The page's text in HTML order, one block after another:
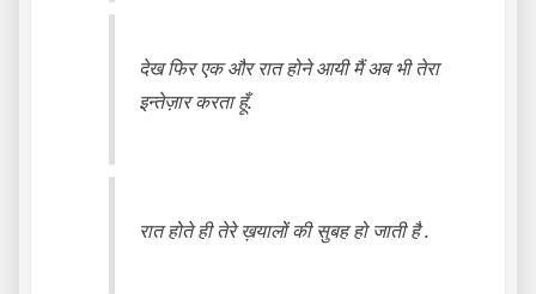
देख फिर एक और रात होने आयी मैं अब भी तेरा
इन्तेज़ार करता हूँ.
रात होते ही तेरे ख़यालों की सुबह हो जाती है .